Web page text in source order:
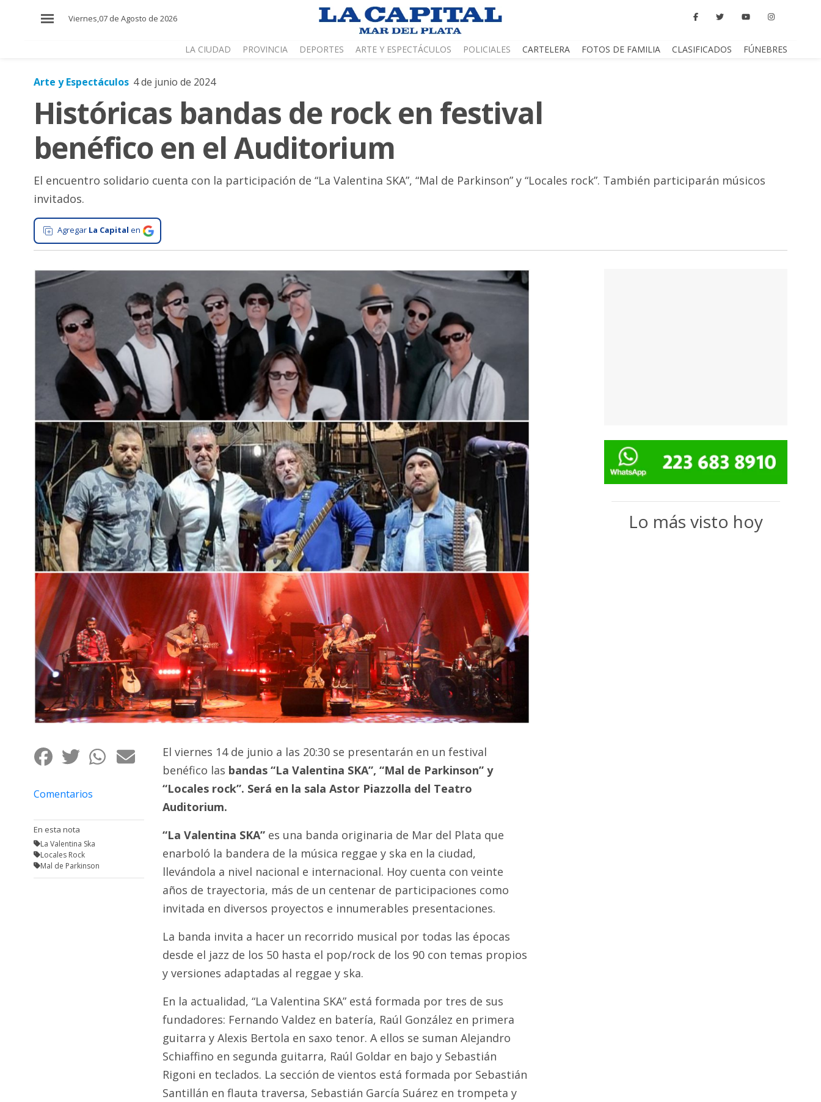
Viernes,07 de Agosto de 2026
LA CIUDAD PROVINCIA DEPORTES ARTE Y ESPECTÁCULOS POLICIALES CARTELERA FOTOS DE FAMILIA CLASIFICADOS FÚNEBRES
Mundo
Zona
Cultura
Tecnología
Gastronomía
Salud
Interés
Espectáculos
Policiales
Cartelera
Fotos
Familia
Clasificados
Fúnebres
Arte y Espectáculos 4 de junio de 2024
Históricas bandas de rock en festival
benéfico en el Auditorium
El encuentro solidario cuenta con la participación de “La Valentina SKA”, “Mal de Parkinson” y “Locales rock”. También participarán músicos
invitados.
Agregar La Capital en
Comentarios
En esta nota
La Valentina Ska
Locales Rock
Mal de Parkinson
El viernes 14 de junio a las 20:30 se presentarán en un festival
benéfico las bandas “La Valentina SKA”, “Mal de Parkinson” y
“Locales rock”. Será en la sala Astor Piazzolla del Teatro
Auditorium.
“La Valentina SKA”es una banda originaria de Mar del Plata que
enarboló la bandera de la música reggae y ska en la ciudad,
llevándola a nivel nacional e internacional. Hoy cuenta con veinte
años de trayectoria, más de un centenar de participaciones como
invitada en diversos proyectos e innumerables presentaciones.
La banda invita a hacer un recorrido musical por todas las épocas
desde el jazz de los 50 hasta el pop/rock de los 90 con temas propios
y versiones adaptadas al reggae y ska.
En la actualidad, “La Valentina SKA” está formada por tres de sus
fundadores: Fernando Valdez en batería, Raúl González en primera
guitarra y Alexis Bertola en saxo tenor. A ellos se suman Alejandro
Schiaffino en segunda guitarra, Raúl Goldar en bajo y Sebastián
Rigoni en teclados. La sección de vientos está formada por Sebastián
Santillán en flauta traversa, Sebastián García Suárez en trompeta y
Lo más visto hoy